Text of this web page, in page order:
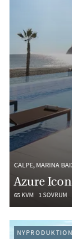
CALPE, MARINA
Azure
65 KVM 1 SOVRUM
NYPRODUKTION